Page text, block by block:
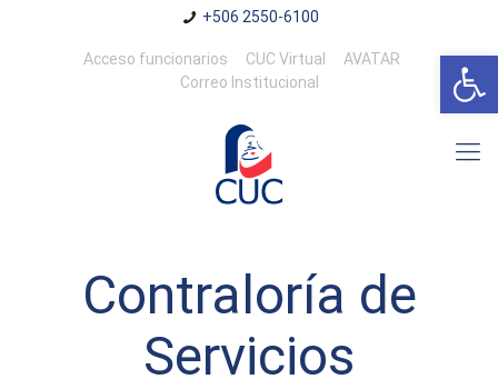
Abrir
+506 2550-6100
Acceso funcionarios CUC Virtual
AVATAR
Correo Institucional
Contraloría de
Servicios